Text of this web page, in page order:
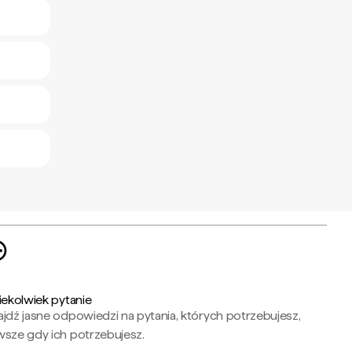
pytanie
jasne odpowiedzi na pytania, których potrzebujesz,
gdy ich potrzebujesz.